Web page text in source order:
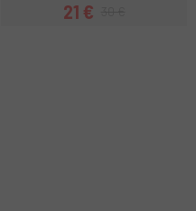
Precio
21 €Precio regular